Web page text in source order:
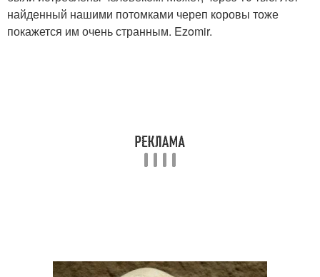
найденный нашими потомками череп коровы тоже
покажется им очень странным. Ezomir.